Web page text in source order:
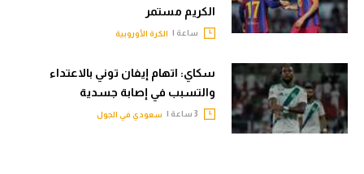
الكريم مستمر
ساعة | الكرة الأوروبية
سكاي: اتهام إيفان توني بالاعتداء
والتسبب في إصابة جسدية
سعودي في الجول